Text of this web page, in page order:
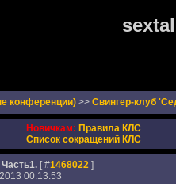
конференции) >> Свингер-клуб
Новичкам: Правила КЛС
Список сокращений КЛС
[ #1468022]
00:13:53